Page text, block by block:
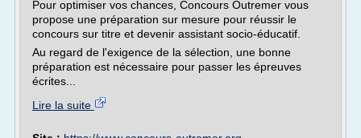
Pour optimiser vos chances, Concours Outremer vous
propose une préparation sur mesure pour réussir le
concours sur titre et devenir assistant socio-éducatif.
Au regard de l'exigence de la sélection, une bonne
préparation est nécessaire pour passer les épreuves
écrites...
Lire la suite